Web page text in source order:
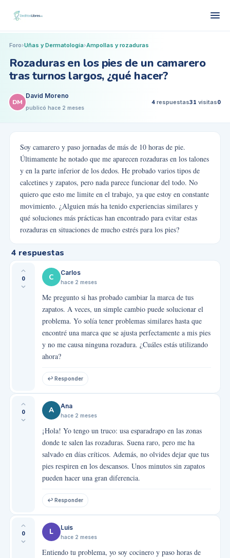
Foro›Uñas y Dermatología›Ampollas y rozaduras
Rozaduras en los pies de un camarero
tras turnos largos, ¿qué hacer?
DM
David Moreno
publicó hace 2 meses
4 respuestas31 visitas0
Soy camarero y paso jornadas de más de 10 horas de pie.
Últimamente he notado que me aparecen rozaduras en los talones
y en la parte inferior de los dedos. He probado varios tipos de
calcetines y zapatos, pero nada parece funcionar del todo. No
quiero que esto me limite en el trabajo, ya que estoy en constante
movimiento. ¿Alguien más ha tenido experiencias similares y
qué soluciones más prácticas han encontrado para evitar estas
rozaduras en situaciones de mucho estrés para los pies?
4 respuestas
0 C Carlos
hace 2 meses
Me pregunto si has probado cambiar la marca de tus
zapatos. A veces, un simple cambio puede solucionar el
problema. Yo solía tener problemas similares hasta que
encontré una marca que se ajusta perfectamente a mis pies
y no me causa ninguna rozadura. ¿Cuáles estás utilizando
ahora?
↩ Responder
0 A Ana
hace 2 meses
¡Hola! Yo tengo un truco: usa esparadrapo en las zonas
donde te salen las rozaduras. Suena raro, pero me ha
salvado en días críticos. Además, no olvides dejar que tus
pies respiren en los descansos. Unos minutos sin zapatos
pueden hacer una gran diferencia.
↩ Responder
0 L Luis
hace 2 meses
Entiendo tu problema, yo soy cocinero y paso horas de